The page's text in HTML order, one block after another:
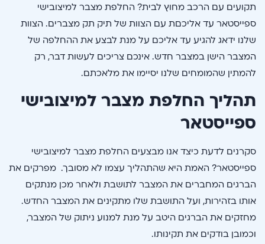
תקועים עם הרכב מחוץ לבית? החלפת מצבר למיצובישי
ספייסטאר עד אליכםת עם הצוות של תיק תק מצברים. הצוות
שלנו ידאג להגיע עד אליכם על מנת לבצע את ההחלפה של
המצבר הישן במצבר חדש. אינכם צריכים לעשות דבר, רק
להמתין שהמומחים שלנו יסיימו את מלאכתם.
תהליך החלפת מצבר למיצובישי
ספייסטאר
סקרנים לדעת כיצד אנו מבצעים החלפת מצבר למיצובישי
ספייסטאר? האמת היא שהתהליך עצמו לא מסובך. מפרקים את
הברגים המחברים את המצבר לתושבת ולאחר מכן מנתקים
אותו בזהירות, ועל התושבת שלו מתקינים את המצבר החדש.
מחזקים את הברגים היטב על מנת למנוע ניתוק של המצבר,
וכמובן בודקים את תקינותו.